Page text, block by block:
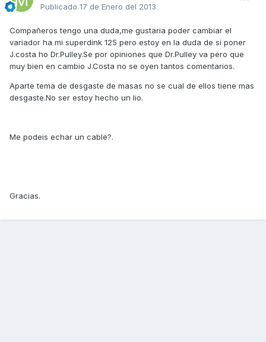
Publicado 17 de Enero del 2013
Compañeros tengo una duda,me gustaria poder cambiar el
variador ha mi superdink 125 pero estoy en la duda de si poner
J.costa ho Dr.Pulley.Se por opiniones que Dr.Pulley va pero que
muy bien en cambio J.Costa no se oyen tantos comentarios.
Aparte tema de desgaste de masas no se cual de ellos tiene mas
desgaste.No ser estoy hecho un lio.
Me podeis echar un cable?.
Gracias.